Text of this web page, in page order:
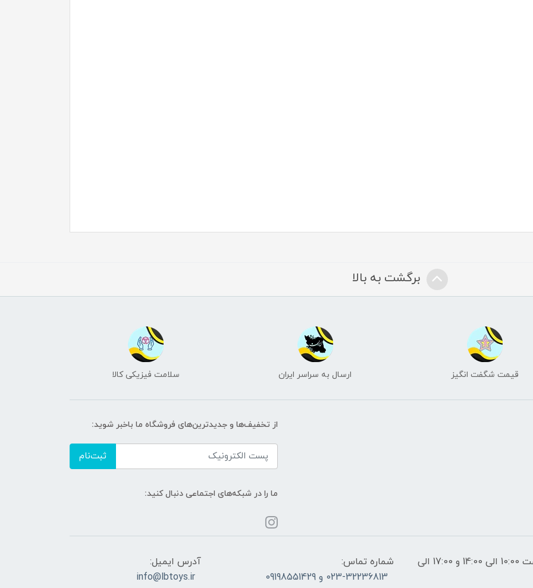
برگشت به بالا
قیمت شگفت انگیز ارسال به سراسر ایران سلامت فیزیکی کالا
از تخفیف‌ها و جدیدترین‌های فروشگاه ما باخبر شوید:
ثبت‌نام
ما را در شبکه‌های اجتماعی دنبال کنید:
ساعات پاسخگویی: فقط روزهای غیر تعطیل از ساعت 10:00 الی 14:00 و 17:00 الی
شماره تماس:
023-32236813 و 09198551429
آدرس ایمیل:
info@lbtoys.ir